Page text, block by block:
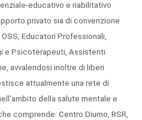
educativo e riabilitativo
privato sia di convenzione
Educatori Professionali,
e Psicoterapeuti, Assistenti
avvalendosi inoltre di liberi
attualmente una rete di
della salute mentale e
comprende: Centro Diurno, RSR,